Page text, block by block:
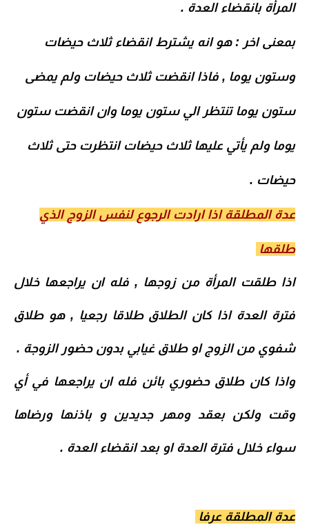
المرأة بانقضاء العدة .
بمعنى اخر : هو انه يشترط انقضاء ثلاث حيضات
وستون يوما , فاذا انقضت ثلاث حيضات ولم يمضى
ستون يوما تنتظر الي ستون يوما وان انقضت ستون
يوما ولم يأتي عليها ثلاث حيضات انتظرت حتى ثلاث
حيضات .
عدة المطلقة اذا ارادت الرجوع لنفس الزوج الذي
طلقها
اذا طلقت المرأة من زوجها , فله ان يراجعها خلال
فترة العدة اذا كان الطلاق طلاقا رجعيا , هو طلاق
شفوي من الزوج اوطلاق غيابي بدون حضور الزوجة .
واذا كانطلاق حضوري بائن فله ان يراجعها في أي
وقت ولكن بعقد ومهر جديدين و باذنها ورضاها
سواء خلال فترة العدة او بعد انقضاء العدة .
عدة المطلقة عرفا